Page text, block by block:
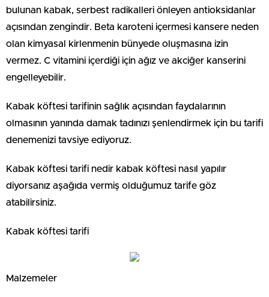
bulunan kabak, serbest radikalleri önleyen antioksidanlar
açısından zengindir. Beta karoteni içermesi kansere neden
olan kimyasal kirlenmenin bünyede oluşmasına izin
vermez. C vitamini içerdiği için ağız ve akciğer kanserini
engelleyebilir.
Kabak köftesi tarifinin sağlık açısından faydalarının
olmasının yanında damak tadınızı şenlendirmek için bu tarifi
denemenizi tavsiye ediyoruz.
Kabak köftesi tarifi nedir kabak köftesi nasıl yapılır
diyorsanız aşağıda vermiş olduğumuz tarife göz
atabilirsiniz.
Kabak köftesi tarifi
Malzemeler